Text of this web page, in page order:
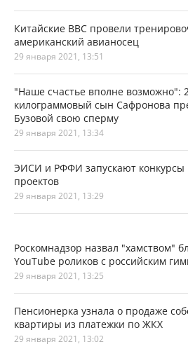
Китайские ВВС провели
американский авианосец
29 января 2021, 13:51
"Наше счастье вполне возможно":
килограммовый сын Сафронова
Бузовой свою сперму
29 января 2021, 13:34
ЭИСИ и РФФИ запускают конкурсы
проектов
29 января 2021, 13:29
Роскомнадзор назвал "хамством"
YouTube роликов с российским
29 января 2021, 13:25
Пенсионерка узнала о продаже
квартиры из платежки по ЖКХ
29 января 2021, 13:02